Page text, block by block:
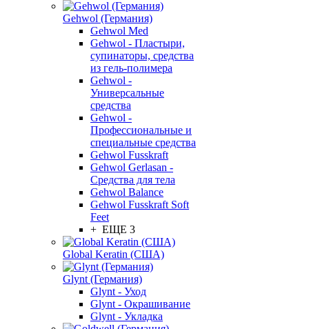
Gehwol (Германия)
Gehwol Med
Gehwol - Пластыри,
супинаторы, средства
из гель-полимера
Gehwol -
Универсальные
средства
Gehwol -
Профессиональные и
специальные средства
Gehwol Fusskraft
Gehwol Gerlasan -
Средства для тела
Gehwol Balance
Gehwol Fusskraft Soft
Feet
+ ЕЩЕ 3
Global Keratin (США)
Glynt (Германия)
Glynt - Уход
Glynt - Окрашивание
Glynt - Укладка